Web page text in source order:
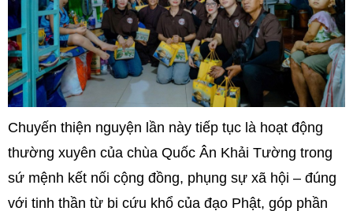
Chuyến thiện nguyện lần này tiếp tục là hoạt động
thường xuyên của chùa Quốc Ân Khải Tường trong
sứ mệnh kết nối cộng đồng, phụng sự xã hội – đúng
với tinh thần từ bi cứu khổ của đạo Phật, góp phần